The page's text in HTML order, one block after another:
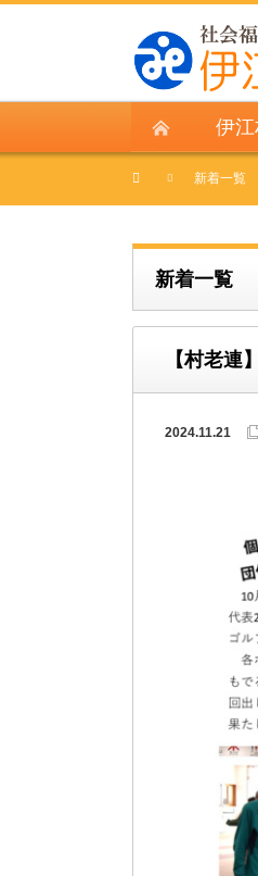
伊
新着一覧
新着一覧
【村老連
2024.11.21